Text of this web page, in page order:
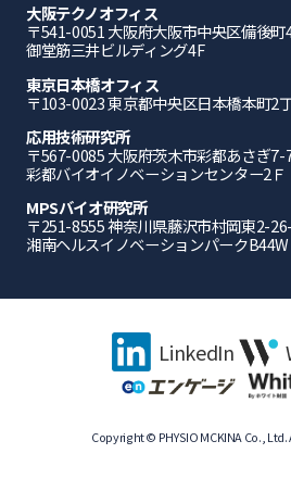
大阪テクノオフィス
〒541-0051 ⼤阪府⼤阪市中央区備後
御堂筋三井ビルディング4F
東京日本橋オフィス
〒103-0023 東京都中央区日本橋本町2
応⽤技術研究所
〒567-0085 ⼤阪府茨⽊市彩都あさぎ7-
彩都バイオイノベーションセンター2Ｆ
MPSバイオ研究所
〒251-8555 神奈川県藤沢市村岡東2-
湘南ヘルスイノベーションパークB44W
LinkedIn
Copyright © PHYSIO MCKINA Co.,